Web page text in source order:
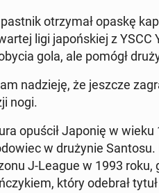
otrzy­mał opaskę
ligi ja­poń­skiej z YSCC
gola, ale pomógł
na­dzie­ję, że jeszcze
nogi.
opuścił Japonię w
w dru­ży­nie Santosu.
J-League w 1993
który odebrał